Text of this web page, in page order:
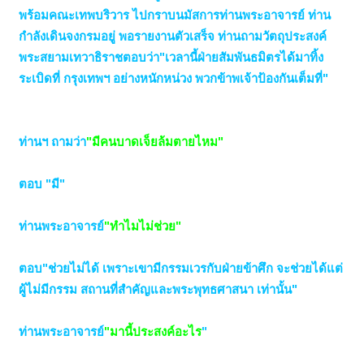
พร้อมคณะเทพบริวาร ไปกราบนมัสการท่านพระอาจารย์ ท่าน
กำลังเดินจงกรมอยู่ พอรายงานตัวเสร็จ ท่านถามวัตถุประสงค์
พระสยามเทวาธิราชตอบว่า"เวลานี้ฝ่ายสัมพันธมิตรได้มาทิ้ง
ระเบิดที่ กรุงเทพฯ อย่างหนักหน่วง พวกข้าพเจ้าป้องกันเต็มที่"
ท่านฯ ถามว่า"มีคนบาดเจ็ยล้มตายไหม"
ตอบ "มี"
ท่านพระอาจารย์"ทำไมไม่ช่วย"
ตอบ"ช่วยไม่ได้ เพราะเขามีกรรมเวรกับฝ่ายข้าศึก จะช่วยได้แต่
ผู้ไม่มีกรรม สถานที่สำคัญและพระพุทธศาสนา เท่านั้น"
ท่านพระอาจารย์"มานี้ประสงค์อะไร"